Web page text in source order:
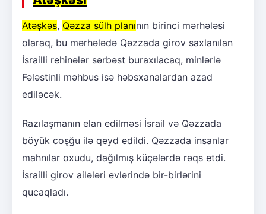
Atəşkəs, Qəzza sülh planının birinci mərhələsi
olaraq, bu mərhələdə Qəzzada girov saxlanılan
İsrailli rehinələr sərbəst buraxılacaq, minlərlə
Fələstinli məhbus isə həbsxanalardan azad
ediləcək.
Razılaşmanın elan edilməsi İsrail və Qəzzada
böyük coşğu ilə qeyd edildi. Qəzzada insanlar
mahnılar oxudu, dağılmış küçələrdə rəqs etdi.
İsrailli girov ailələri evlərində bir-birlərini
qucaqladı.